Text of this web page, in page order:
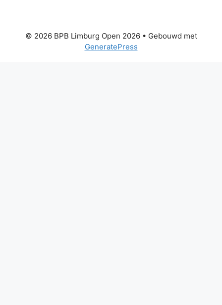
© 2026 BPB Limburg Open 2026• Gebouwd met
GeneratePress